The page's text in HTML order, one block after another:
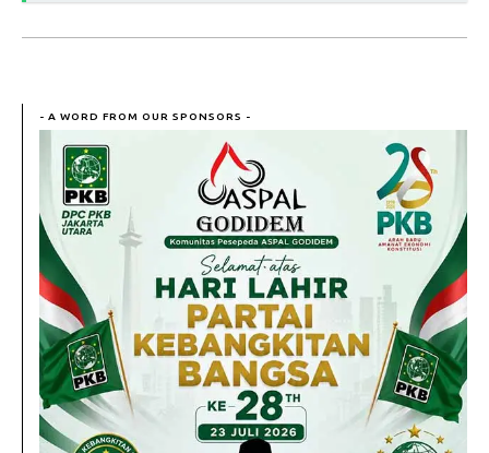
- A WORD FROM OUR SPONSORS -